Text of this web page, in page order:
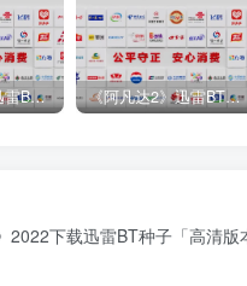
《万里归途》迅雷BT完整下载[mp3／3.14GB／2.15GB 《阿凡达2》迅雷BT完整下载[MP4／3.12GB／5.35GB]中
2022下载迅雷BT种子「高清版